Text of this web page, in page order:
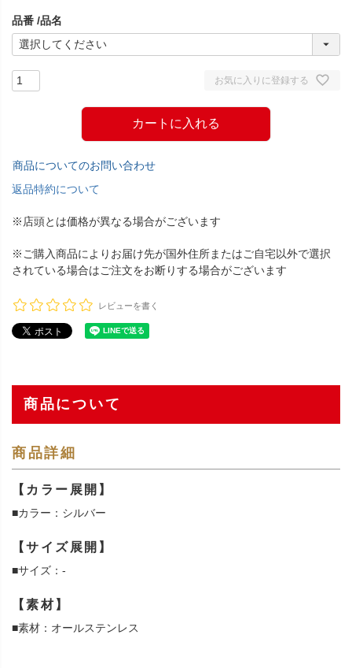
)
品番 品名
お気に入りに登録する
カートに入れる
商品についてのお問い合わせ
返品特約について
※店頭とは価格が異なる場合がございます
※ご購入商品によりお届け先が国外住所またはご自宅以外で選択
されている場合はご注文をお断りする場合がございます
レビューを書く
商品について
商品詳細
【カラー展開】
■カラー：シルバー
【サイズ展開】
■サイズ：-
【素材】
■素材：オールステンレス